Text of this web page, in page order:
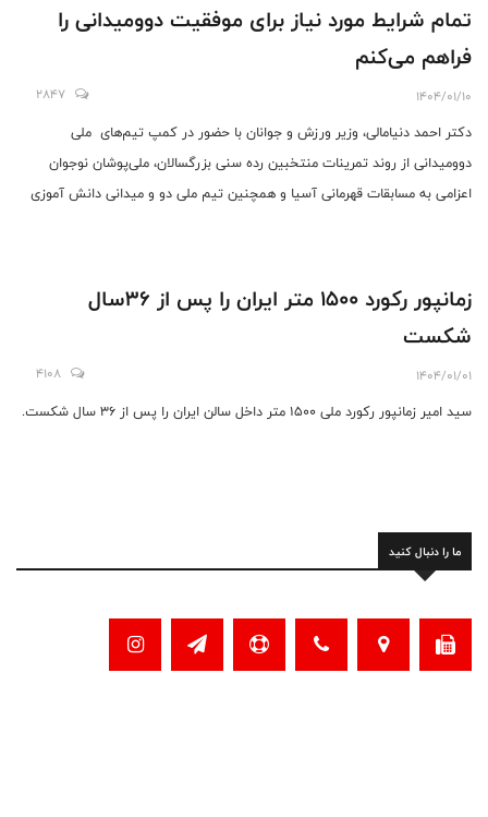
تمام شرایط مورد نیاز برای موفقیت دوومیدانی را
فراهم می‌کنم
1404/01/10
2847
دکتر احمد دنیامالی، وزیر ورزش و جوانان با حضور در کمپ تیم‌های ملی
دوومیدانی از روند تمرینات منتخبین رده سنی بزرگسالان، ملی‌پوشان نوجوان
اعزامی به مسابقات قهرمانی آسیا و همچنین تیم ملی دو و میدانی دانش آموزی
‎زمانپور رکورد 1500 متر ایران را پس از 36سال
شکست
1404/01/01
4108
ما را دنبال کنید